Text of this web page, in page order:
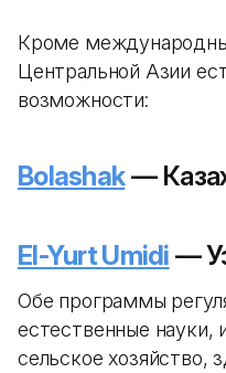
Кроме
Центральной Азии
возможности:
Bolashak—
El-Yurt Umidi —
Обе программы
естественные науки,
сельское хозяйство,